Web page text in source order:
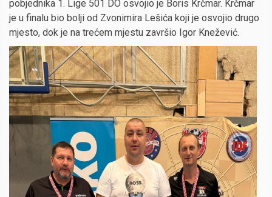
pobjednika 1. Lige 501 DO osvojio je Boris Krčmar. Krčmar
je u finalu bio bolji od Zvonimira Lešića koji je osvojio drugo
mjesto, dok je na trećem mjestu završio Igor Knežević.